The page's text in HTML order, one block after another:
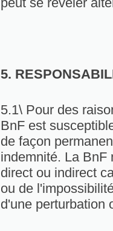
5.
5.1\ Pour des
BnF est
de façon
indemnité. La BnF
direct ou indirect
ou de
d'une perturbation